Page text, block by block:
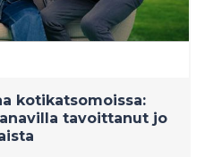
kotikatsomoissa:
tavoittanut jo